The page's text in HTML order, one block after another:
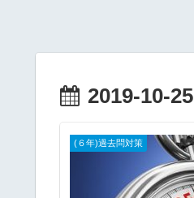
2019-10-25
(６年)過去問対策